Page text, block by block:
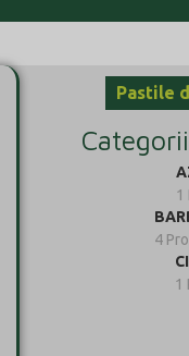
Pastile
1
4
1